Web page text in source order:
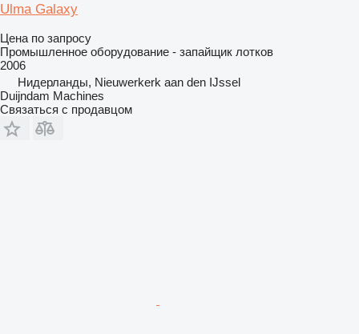
Ulma Galaxy
Цена по запросу
Промышленное оборудование - запайщик лотков
2006
Нидерланды, Nieuwerkerk aan den IJssel
Duijndam Machines
Связаться с продавцом